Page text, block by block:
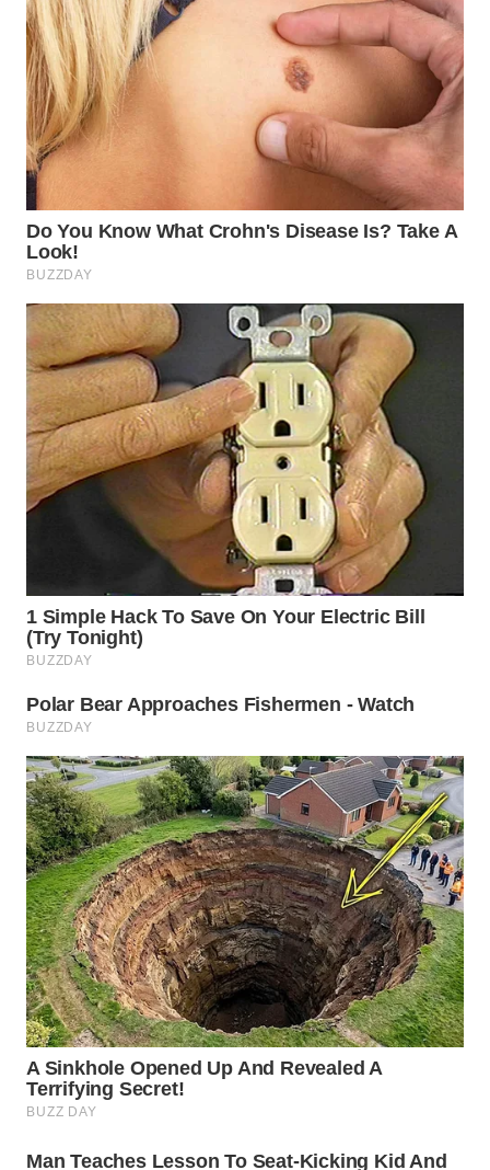
WN
MAJALENGKA
WN
SUBANG
SUKABUMI
WN
PURWAKARTA
WN
PRIANGAN
TIMUR
WN
SEMARANG
WN
BOROBUDUR
WN
MADURA
WN
SURABAYA
WN
NATUNA
WN
BINTAN
WN
MANDALIKA
WN